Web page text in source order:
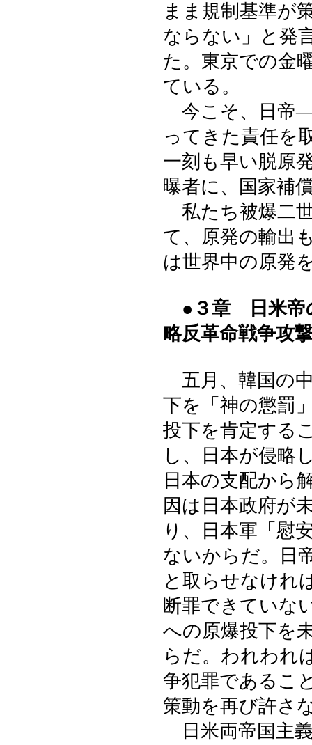
まま規制基準が
ならない」と発
た。東京での金
ている。
今こそ、日帝―
ってきた責任を
一刻も早い脱原
曝者に、国家補
私たち被爆二
て、原発の輸出
は世界中の原発
●３章 日米帝
略反革命戦争攻
五月、韓国の
下を「神の懲罰
投下を肯定する
し、日本が侵略
日本の支配から
因は日本政府が
り、日本軍「慰
ないからだ。日
と取らせなけれ
断罪できていな
への原爆投下を
らだ。われわれ
争犯罪であるこ
策動を再び許さ
日米両帝国主